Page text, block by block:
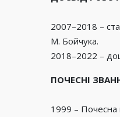
2007–2018 –
М. Бойчука.
2018–2022 –
ПОЧЕСНІ
1999 – Почесна